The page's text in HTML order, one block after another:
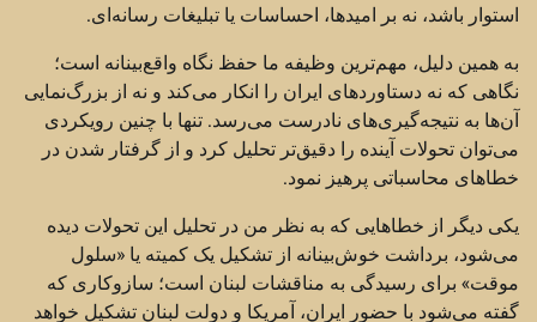
استوار باشد، نه بر امیدها، احساسات یا تبلیغات رسانه‌ای.
به همین دلیل، مهم‌ترین وظیفه ما حفظ نگاه واقع‌بینانه است؛
نگاهی که نه دستاوردهای ایران را انکار می‌کند و نه از بزرگ‌نمایی
آن‌ها به نتیجه‌گیری‌های نادرست می‌رسد. تنها با چنین رویکردی
می‌توان تحولات آینده را دقیق‌تر تحلیل کرد و از گرفتار شدن در
خطاهای محاسباتی پرهیز نمود.
یکی دیگر از خطاهایی که به نظر من در تحلیل این تحولات دیده
می‌شود، برداشت خوش‌بینانه از تشکیل یک کمیته یا «سلول
موقت» برای رسیدگی به مناقشات لبنان است؛ سازوکاری که
گفته می‌شود با حضور ایران، آمریکا و دولت لبنان تشکیل خواهد